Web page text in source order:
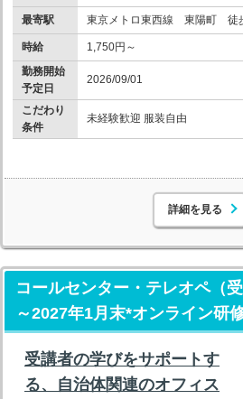
最寄駅 東京メトロ東西線 東陽町 徒
時給
1,750円～
勤務開始
予定日
2026/09/01
こだわり
条件
未経験歓迎 服装自由
詳細を見る
コールセンター・テレオペ（
～2027年1月末*オンライン研
受講者の学びをサポートす
る、自治体関連のオフィス